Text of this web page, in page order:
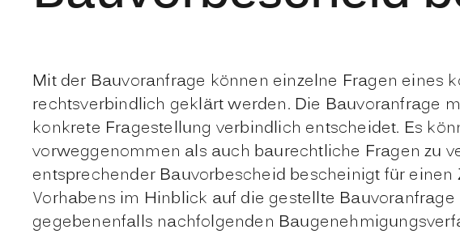
Mit der Bauvoranfrage können einzelne Fragen eines
rechtsverbindlich geklärt werden. Die Bauvoranfrage
konkrete Fragestellung verbindlich entscheidet. Es
vorweggenommen als auch baurechtliche Fragen zu
entsprechender Bauvorbescheid bescheinigt für
Vorhabens im Hinblick auf die gestellte
gegebenenfalls nachfolgenden